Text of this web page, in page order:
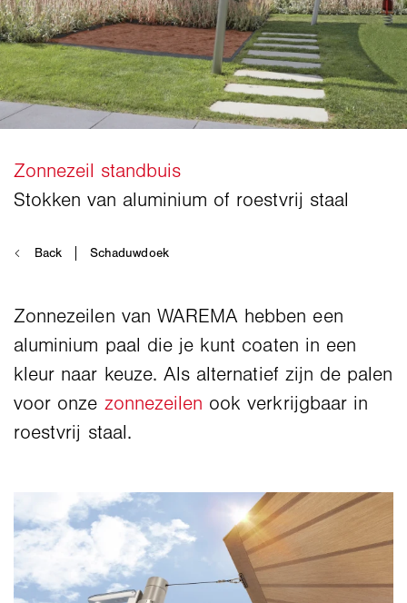
Zonnezeilen van WAREMA hebben een
aluminium paal die je kunt coaten in een
kleur naar keuze. Als alternatief zijn de palen
voor onze zonnezeilen ook verkrijgbaar in
roestvrij staal.